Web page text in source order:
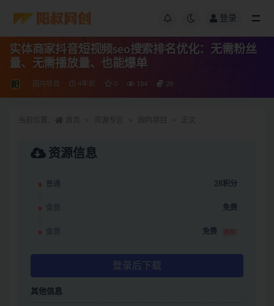
登录
实体商家抖音短视频seo搜索排名优化：无需粉丝
量、无需播放量、也能爆单
国内项目 4年前 0 184 28
资源信息
普通 28积分
会员 免费
会员 免费 推荐
登录后下载
其他信息